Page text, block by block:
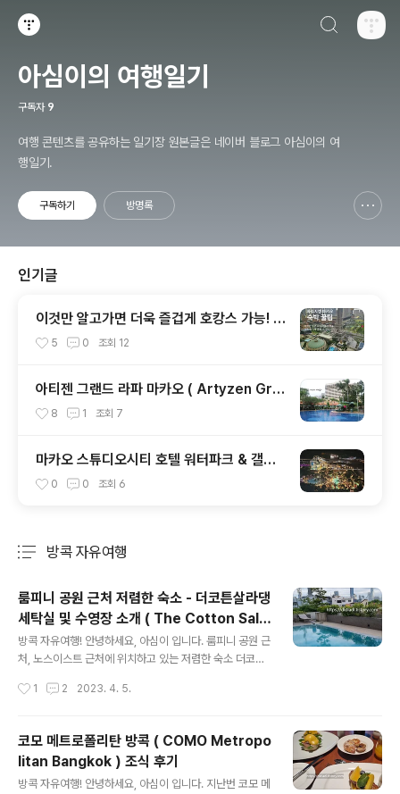
아심이의 여행일기
구독자 9
여행 콘텐츠를 공유하는 일기장 원본글은 네이버 블로그 아심이의 여
행일기.
구독하기 방명록
인기글
이것만 알고가면 더욱 즐겁게 호캉스 가능! 파
리지앵 마카오 ( The Parisian Macao ) 호
5 0 조회 12
아티젠 그랜드 라파 마카오 ( Artyzen Gra
nd Lapa Macau ) 셔틀버스 알림 2024.0
8 1 조회 7
마카오 스튜디오시티 호텔 워터파크 & 갤럭
시 그랜드 리조트덱 유료 입장 안내
0 0 조회 6
방콕 자유여행
룸피니 공원 근처 저렴한 숙소 - 더코튼살라댕
세탁실 및 수영장 소개 ( The Cotton Sala
daeng Hotel )
방콕 자유여행! 안녕하세요, 아심이 입니다. 룸피니 공원 근
처, 노스이스트 근처에 위치하고 있는 저렴한 숙소 더코튼
입니다. 더코튼 살라댕 객실후기는 아래의 글로 확인해 주
더코튼살라댕 ( The Cotton Saladaeng Hotel ) (tisto
ry.com) 룸피니 공원 근처 저렴한 숙소 - 더코튼살라댕 (
The Cotton Saladaeng Hotel ) 안녕하세요! 아심이
입니다. ​ 오늘은 두번째 숙소 룸피니역근처의 더코튼살라
1 2 2023. 4. 5.
코모 메트로폴리탄 방콕 ( COMO Metropo
litan Bangkok ) 조식 후기
방콕 자유여행! 안녕하세요, 아심이 입니다. 지난번 코모 메